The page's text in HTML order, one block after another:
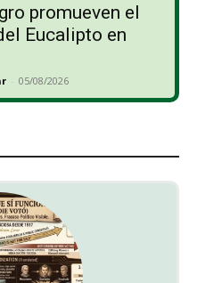
promueven el
Eucalipto en
- 05/08/2026